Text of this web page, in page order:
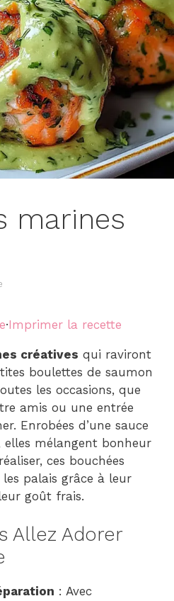
marines
·Imprimer la recette
créatives qui raviront
boulettes de saumon
les occasions, que
amis ou une entrée
Enrobées d’une sauce
elles mélangent bonheur
ces bouchées
palais grâce à leur
goût frais.
Allez Adorer
: Avec